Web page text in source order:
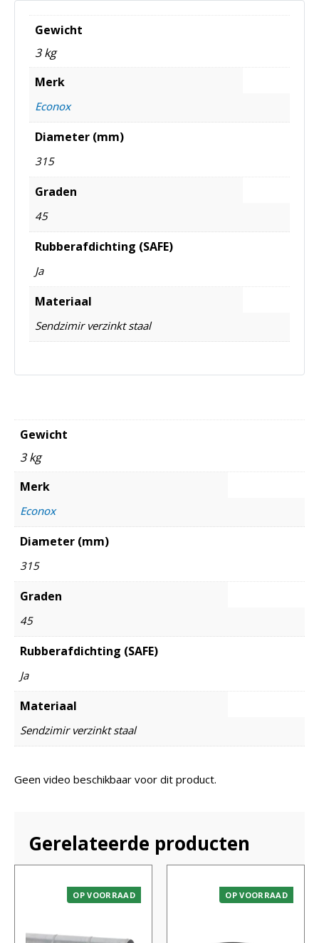
Gewicht
3 kg
Merk
Econox
Diameter (mm)
315
Graden
45
Rubberafdichting (SAFE)
Ja
Materiaal
Sendzimir verzinkt staal
Gewicht
3 kg
Merk
Econox
Diameter (mm)
315
Graden
45
Rubberafdichting (SAFE)
Ja
Materiaal
Sendzimir verzinkt staal
Geen video beschikbaar voor dit product.
Gerelateerde producten
OP VOORRAAD OP VOORRAAD